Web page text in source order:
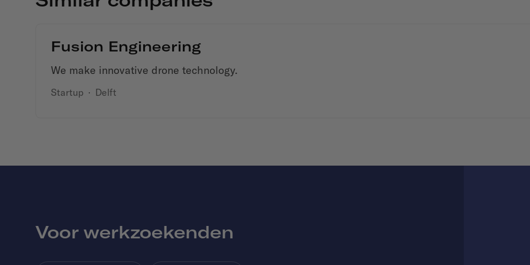
Fusion Engineering
We make innovative drone technology.
Startup · Delft
Voor werkzoekenden